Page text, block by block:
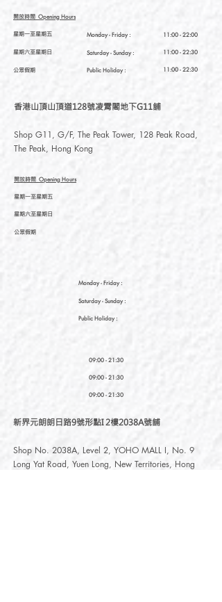
11:00 - 22:00
11:00 - 22:30
11:00 - 22:30
開放時間 Opening Hours
星期一至星期五
星期六至星期日
公眾假期
Monday - Friday :
Saturday- Sunday :
Public Holiday :
香港山頂山頂道128號凌霄閣地下G11舖
Shop G11, G/F, The Peak Tower, 128 Peak Road,
The Peak, Hong Kong
開放時間 Opening Hours
星期一至星期五
星期六至星期日
公眾假期
Monday - Friday :
Saturday- Sunday :
Public Holiday :
09:00 - 21:30
09:00 - 21:30
09:00 - 21:30
新界元朗朗日路9號形點I 2樓2038A號舖
Shop No. 2038A, Level 2, YOHO MALL I, No. 9
Long Yat Road, Yuen Long, New Territories, Hong